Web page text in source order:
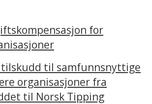
for
til samfunnsnyttige
organisasjoner fra
til Norsk Tipping